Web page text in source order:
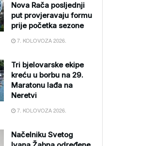
Nova Rača posljednji
put provjeravaju formu
prije početka sezone
7. KOLOVOZA 2026.
Tri bjelovarske ekipe
kreću u borbu na 29.
Maratonu lađa na
Neretvi
7. KOLOVOZA 2026.
Načelniku Svetog